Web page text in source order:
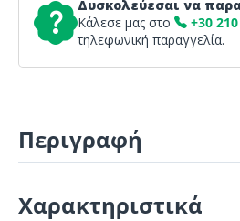
Δυσκολεύεσαι να
Κάλεσε μας στο
+30
τηλεφωνική παραγγελία.
Περιγραφή
Χαρακτηριστικά